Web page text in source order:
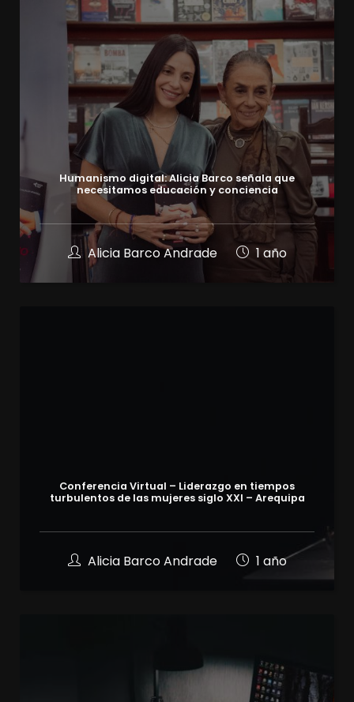
Humanismo digital: Alicia Barco señala que
necesitamos educación y conciencia
Alicia Barco Andrade 1 año
Conferencia Virtual – Liderazgo en tiempos
turbulentos de las mujeres siglo XXI – Arequipa
Alicia Barco Andrade 1 año